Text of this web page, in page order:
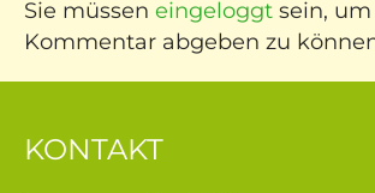
Sie müssen eingeloggt sein,
Kommentar abgeben zu
KONTAKT